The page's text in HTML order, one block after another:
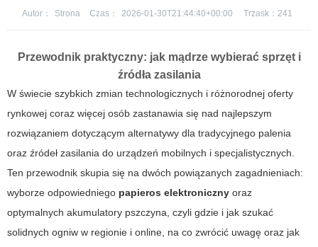
Autor： Strona Czas： 2026-01-30T21:44:40+00:00 Trzask： 241
Przewodnik praktyczny: jak mądrze wybierać sprzęt i
źródła zasilania
W świecie szybkich zmian technologicznych i różnorodnej oferty
rynkowej coraz więcej osób zastanawia się nad najlepszym
rozwiązaniem dotyczącym alternatywy dla tradycyjnego palenia
oraz źródeł zasilania do urządzeń mobilnych i specjalistycznych.
Ten przewodnik skupia się na dwóch powiązanych zagadnieniach:
wyborze odpowiedniego papieros elektroniczny oraz
optymalnych akumulatory pszczyna, czyli gdzie i jak szukać
solidnych ogniw w regionie i online, na co zwrócić uwagę oraz jak